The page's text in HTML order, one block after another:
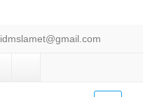
idmslamet@gmail.com